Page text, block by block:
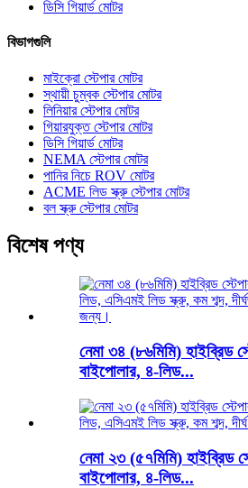
ডিসি গিয়ার্ড মোটর
বিভাগগুলি
মাইক্রো স্টেপার মোটর
স্থায়ী চুম্বক স্টেপার মোটর
লিনিয়ার স্টেপার মোটর
গিয়ারযুক্ত স্টেপার মোটর
ডিসি গিয়ার্ড মোটর
NEMA স্টেপার মোটর
পানির নিচে ROV মোটর
ACME লিড স্ক্রু স্টেপার মোটর
বল স্ক্রু স্টেপার মোটর
বিশেষ পণ্য
নেমা ৩৪ (৮৬মিমি) হাইব্রিড
বাইপোলার, ৪-লিড...
নেমা ২৩ (৫৭মিমি) হাইব্রিড
বাইপোলার, ৪-লিড...